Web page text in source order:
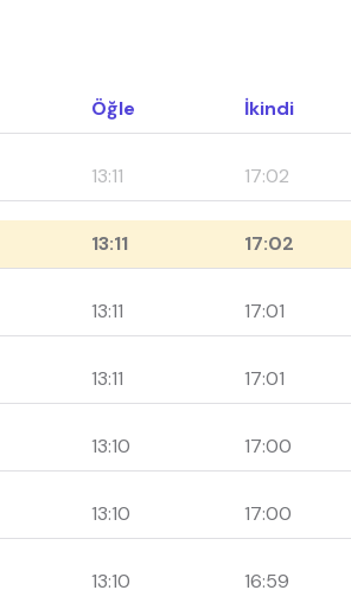
Öğle İkindi
13:11 17:02
13:11 17:02
13:11 17:01
13:11 17:01
13:10 17:00
13:10 17:00
13:10 16:59